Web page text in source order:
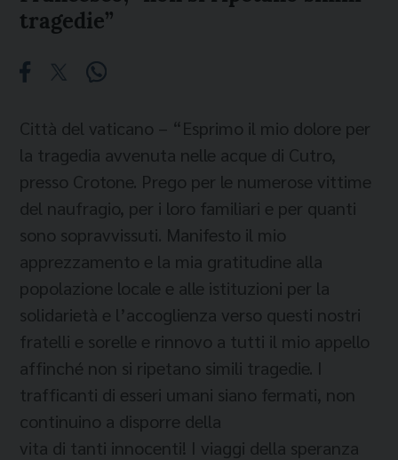
tragedie”
Città del vaticano – “Esprimo il mio dolore per
la tragedia avvenuta nelle acque di Cutro,
presso Crotone. Prego per le numerose vittime
del naufragio, per i loro familiari e per quanti
sono sopravvissuti. Manifesto il mio
apprezzamento e la mia gratitudine alla
popolazione locale e alle istituzioni per la
solidarietà e l’accoglienza verso questi nostri
fratelli e sorelle e rinnovo a tutti il mio appello
affinché non si ripetano simili tragedie. I
trafficanti di esseri umani siano fermati, non
continuino a disporre della
vita di tanti innocenti! I viaggi della speranza